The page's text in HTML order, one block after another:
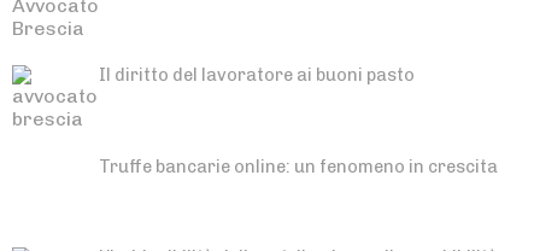
Il diritto del lavoratore ai buoni pasto
Truffe bancarie online: un fenomeno in crescita